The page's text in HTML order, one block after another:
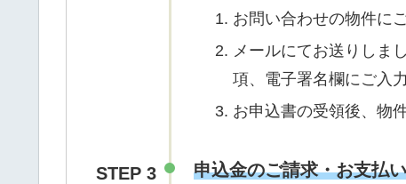
お問い合わせの物件に
メールにてお送りしま
項、電子署名欄にご入
お申込書の受領後、物
STEP 3 申込金のご請求・お支払い